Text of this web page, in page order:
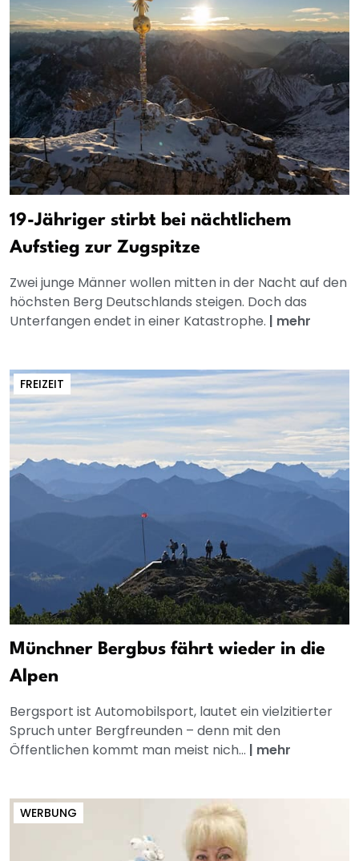
19-Jähriger stirbt bei nächtlichem
Aufstieg zur Zugspitze
Zwei junge Männer wollen mitten in der Nacht auf den
höchsten Berg Deutschlands steigen. Doch das
Unterfangen endet in einer Katastrophe. | mehr
FREIZEIT
Münchner Bergbus fährt wieder in die
Alpen
Bergsport ist Automobilsport, lautet ein vielzitierter
Spruch unter Bergfreunden – denn mit den
Öffentlichen kommt man meist nich... | mehr
WERBUNG